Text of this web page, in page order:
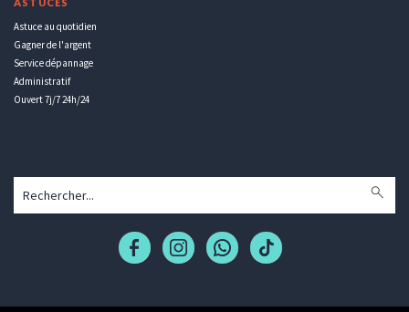
Astuce au quotidien
Gagner de l'argent
Service dépannage
Administratif
Ouvert 7j/7 24h/24